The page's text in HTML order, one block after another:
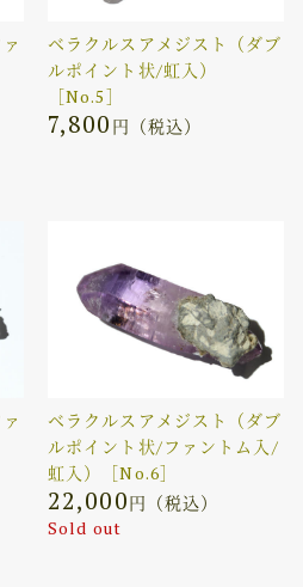
ベラクルスアメジスト（ダブ
ルポイント状/虹入）
［No.5］
7,800 円（税込）
ベラクルスアメジスト（ダブ
ルポイント状/ファントム入/
虹入）［No.6］
22,000円（税込）
Sold out